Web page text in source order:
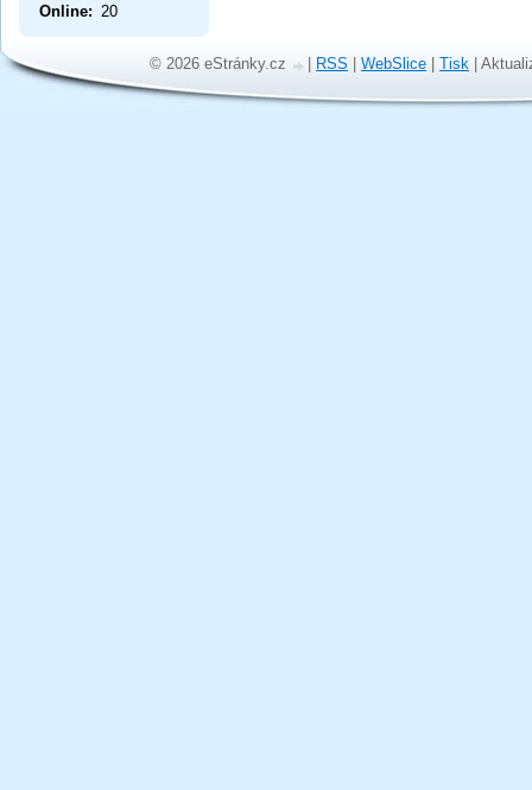
Online: 20
© 2026 eStránky.cz | RSS | WebSlice | Tisk |